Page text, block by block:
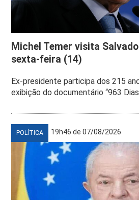
Michel Temer visita
sexta-feira (14)
Ex-presidente participa dos 215
exibição do documentário “963
POLÍTICA 19h46 de 07/08/2026